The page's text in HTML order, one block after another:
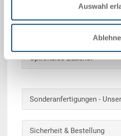
Auswahl
(Behältermasse abgestimmt
gekennzeichnet und unterteilt
Optionales Zubehör
Sonderanfertigungen -
Sicherheit & Bestellung